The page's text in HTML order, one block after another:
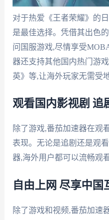
对于热爱《王者荣耀》的
是最佳选择。凭借其出色
问国服游戏,尽情享受
器还支持其他国内热门游
英》等,让海外玩家无需受
观看国内影视剧 追
除了游戏,番茄加速器在观
表现。无论是追剧还是观
器,海外用户都可以流畅观
自由上网 尽享中国
除了游戏和视频,番茄加速